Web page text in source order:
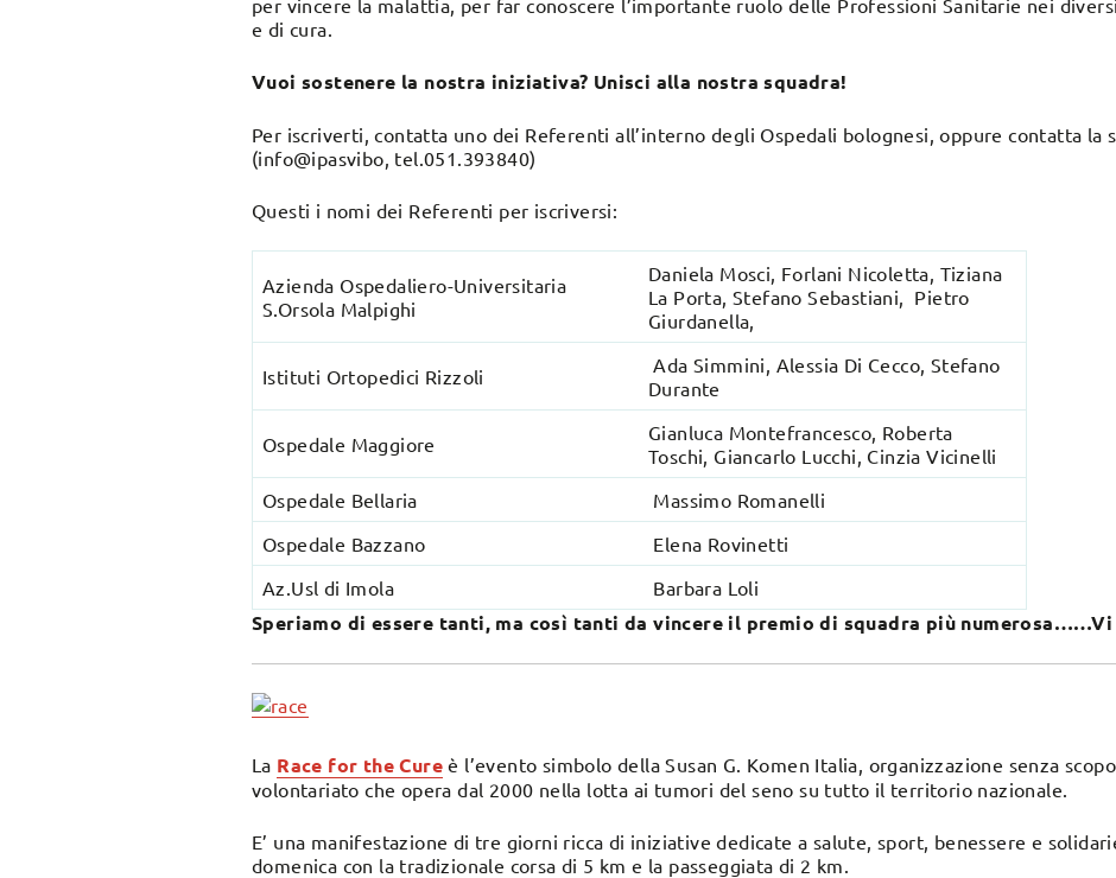
per vincere la malattia, per far conoscere l’importante ruolo delle Professioni Sanitarie nei
e di cura.
Vuoi sostenere la nostra iniziativa? Unisci alla nostra squadra!
Per iscriverti, contatta uno dei Referenti all’interno degli Ospedali bolognesi, oppure contatta la
(info@ipasvibo, tel.051.393840)
Questi i nomi dei Referenti per iscriversi:
Azienda Ospedaliero-Universitaria
S.Orsola Malpighi
Daniela Mosci, Forlani Nicoletta, Tiziana
La Porta, Stefano Sebastiani, Pietro
Giurdanella,
Istituti Ortopedici Rizzoli
Ada Simmini, Alessia Di Cecco, Stefano
Durante
Ospedale Maggiore
Gianluca Montefrancesco, Roberta
Toschi, Giancarlo Lucchi, Cinzia Vicinelli
Ospedale Bellaria
Massimo Romanelli
Ospedale Bazzano
Elena Rovinetti
Az.Usl di Imola
Barbara Loli
Speriamo di essere tanti, ma così tanti da vincere il premio di squadra più
La Race for the Cure è l’evento simbolo della Susan G. Komen Italia, organizzazione senza
volontariato che opera dal 2000 nella lotta ai tumori del seno su tutto il territorio nazionale.
E’ una manifestazione di tre giorni ricca di iniziative dedicate a salute, sport, benessere e
domenica con la tradizionale corsa di 5 km e la passeggiata di 2 km.